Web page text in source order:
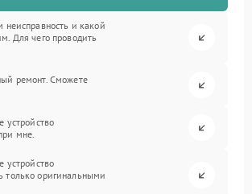
и какой
Для чего проводить
ремонт. Сможете
устройство
мне.
устройство
только оригинальными